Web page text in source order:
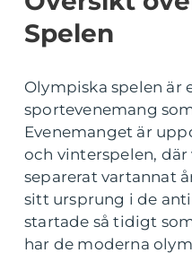
Spelen
Olympiska spelen
sportevenemang
Evenemanget är
och vinterspelen,
separerat vartannat
sitt ursprung i de
startade så tidigt
har de moderna